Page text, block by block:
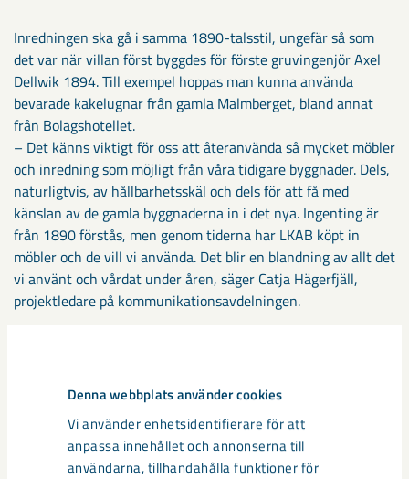
Denna webbplats använder cookies
Vi använder enhetsidentifierare för att
anpassa innehållet och annonserna till
användarna, tillhandahålla funktioner för
Inredningen ska gå i samma 1890-talsstil, ungefär så som
det var när villan först byggdes för förste gruvingenjör Axel
Dellwik 1894. Till exempel hoppas man kunna använda
bevarade kakelugnar från gamla Malmberget, bland annat
från Bolagshotellet.
– Det känns viktigt för oss att återanvända så mycket möbler
och inredning som möjligt från våra tidigare byggnader. Dels,
naturligtvis, av hållbarhetsskäl och dels för att få med
känslan av de gamla byggnaderna in i det nya. Ingenting är
från 1890 förstås, men genom tiderna har LKAB köpt in
möbler och de vill vi använda. Det blir en blandning av allt det
vi använt och vårdat under åren, säger Catja Hägerfjäll,
projektledare på kommunikationsavdelningen.
Taggar